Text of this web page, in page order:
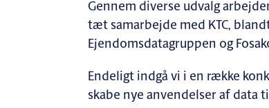
Gennem diverse udvalg
tæt samarbejde med KTC,
Ejendomsdatagruppen og
Endeligt indgå vi i en række
skabe nye anvendelser af data